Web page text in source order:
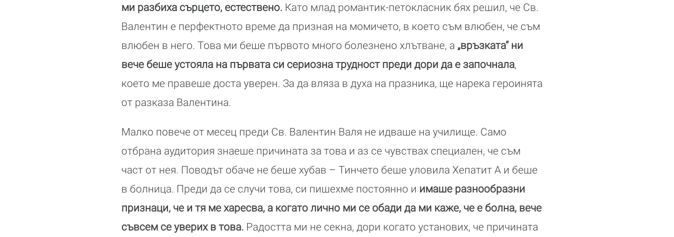
ми разбиха сърцето, естествено. Като млад романтик-петокласник бях решил, че Св.
Валентин е перфектното време да призная на момичето, в което съм влюбен, че съм
влюбен в него. Това ми беше първото много болезнено хлътване, а „връзката“ ни
вече беше устояла на първата си сериозна трудност преди дори да е започнала,
което ме правеше доста уверен. За да вляза в духа на празника, ще нарека героинята
от разказа Валeнтина.
Малко повече от месец преди Св. Валентин Валя не идваше на училище. Само
отбрана аудитория знаеше причината за това и аз се чувствах специален, че съм
част от нея. Поводът обаче не беше хубав – Тинчето беше уловила Хепатит А и беше
в болница. Преди да се случи това, си пишехме постоянно и имаше разнообразни
признаци, че и тя ме харесва, а когато лично ми се обади да ми каже, че е болна, вече
съвсем се уверих в това. Радостта ми не секна, дори когато установих, че причината